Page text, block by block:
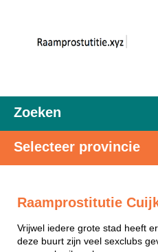
Zoeken
Selecteer provincie
Raamprostitutie
Vrijwel iedere grote stad heeft
deze buurt zijn veel sexclubs